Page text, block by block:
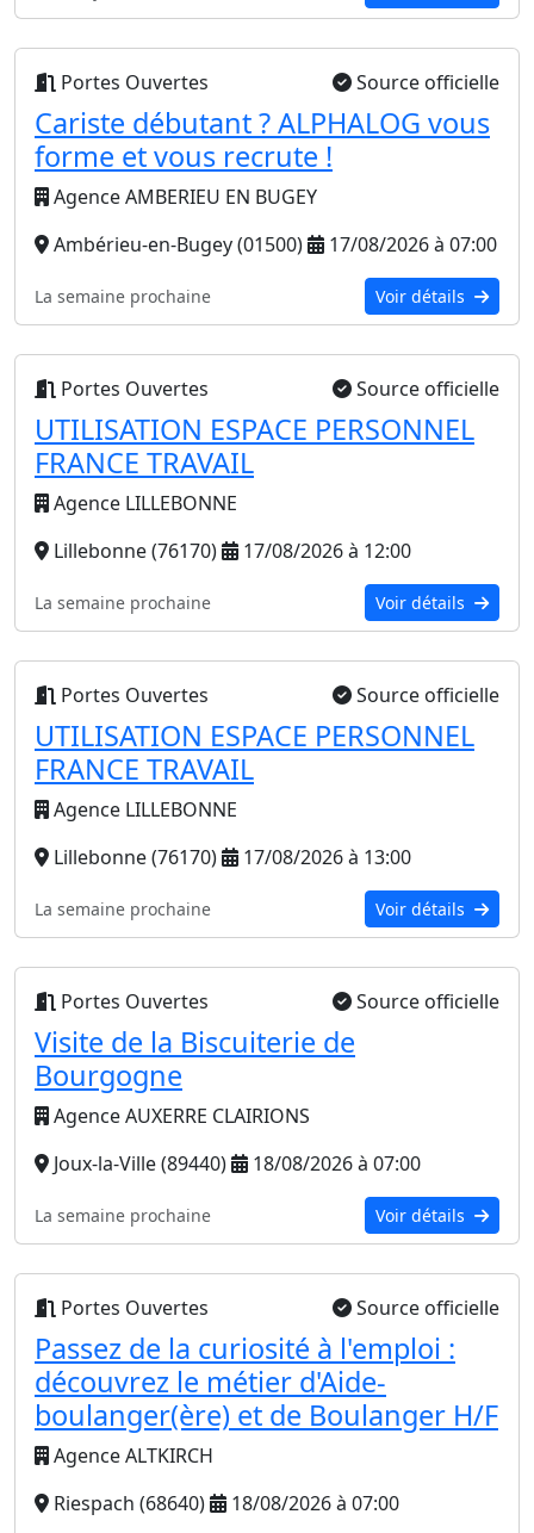
Portes Ouvertes Source officielle
Cariste débutant ? ALPHALOG vous
forme et vous recrute !
Agence AMBERIEU EN BUGEY
Ambérieu-en-Bugey (01500)
17/08/2026 à 07:00
La semaine prochaine Voir détails
Portes Ouvertes Source officielle
UTILISATION ESPACE PERSONNEL
FRANCE TRAVAIL
Agence LILLEBONNE
Lillebonne (76170)
17/08/2026 à 12:00
La semaine prochaine Voir détails
Portes Ouvertes Source officielle
UTILISATION ESPACE PERSONNEL
FRANCE TRAVAIL
Agence LILLEBONNE
Lillebonne (76170)
17/08/2026 à 13:00
La semaine prochaine Voir détails
Portes Ouvertes Source officielle
Visite de la Biscuiterie de
Bourgogne
Agence AUXERRE CLAIRIONS
Joux-la-Ville (89440)
18/08/2026 à 07:00
La semaine prochaine Voir détails
Portes Ouvertes Source officielle
Passez de la curiosité à l'emploi :
découvrez le métier d'Aide-
boulanger(ère) et de Boulanger H/F
Agence ALTKIRCH
Riespach (68640)
18/08/2026 à 07:00